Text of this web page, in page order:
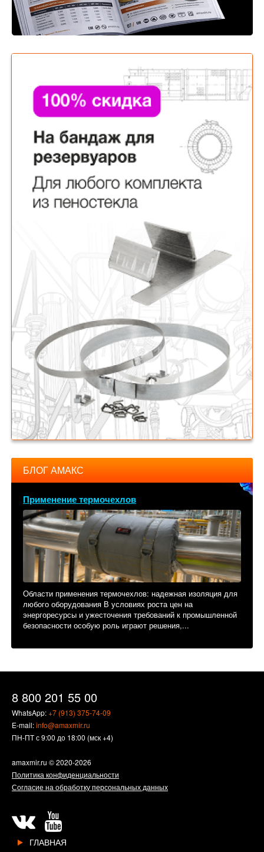
БЛОГ АМАКС
Применение термочехлов
Области применения термочехлов: надежная изоляция для
любого оборудования В условиях роста цен на
энергоресурсы и ужесточения требований к промышленной
безопасности особую роль играют решения,...
8 800 201 55 00
WhatsApp:+7 (913) 375-74-09
E-mail:info@amaxmir.ru
ПН-ПТ с 9:00 до 18:00 (мск +4)
amaxmir.ru © 2020-2026
Политика конфиденциальности
Согласие на обработку персональных данных
ГЛАВНАЯ